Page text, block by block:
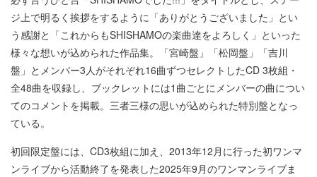
ジ上で明るく挨拶をするように「ありがとうございました」とい
う感謝と「これからもSHISHAMOの楽曲達をよろしく」といった
様々な想いが込められた作品集。「宮崎盤」「松岡盤」「吉川
盤」とメンバー3人がそれぞれ16曲ずつセレクトしたCD 3枚組・
全48曲を収録し、ブックレットには1曲ごとにメンバーの曲につい
てのコメントを掲載。三者三様の思いが込められた特別盤となっ
ている。
初回限定盤には、CD3枚組に加え、2013年12月に行った初ワンマ
ンライブから活動終了を発表した2025年9月のワンマンライブま